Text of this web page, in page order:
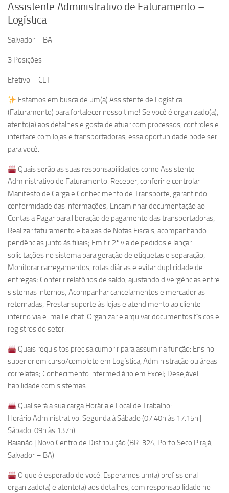
Assistente Administrativo de Faturamento –
Logística
Salvador – BA
3 Posições
Efetivo – CLT
Estamos em busca de um(a) Assistente de Logística
(Faturamento) para fortalecer nosso time! Se você é organizado(a),
atento(a) aos detalhes e gosta de atuar com processos, controles e
interface com lojas e transportadoras, essa oportunidade pode ser
para você.
Quais serão as suas responsabilidades como Assistente
Administrativo de Faturamento: Receber, conferir e controlar
Manifesto de Carga e Conhecimento de Transporte, garantindo
conformidade das informações; Encaminhar documentação ao
Contas a Pagar para liberação de pagamento das transportadoras;
Realizar faturamento e baixas de Notas Fiscais, acompanhando
pendências junto às filiais; Emitir 2ª via de pedidos e lançar
solicitações no sistema para geração de etiquetas e separação;
Monitorar carregamentos, rotas diárias e evitar duplicidade de
entregas; Conferir relatórios de saldo, ajustando divergências entre
sistemas internos; Acompanhar cancelamentos e mercadorias
retornadas; Prestar suporte às lojas e atendimento ao cliente
interno via e-mail e chat. Organizar e arquivar documentos físicos e
registros do setor.
Quais requisitos precisa cumprir para assumir a função: Ensino
superior em curso/completo em Logística, Administração ou áreas
correlatas; Conhecimento intermediário em Excel; Desejável
habilidade com sistemas.
Qual será a sua carga Horária e Local de Trabalho:
Horário Administrativo: Segunda à Sábado (07:40h às 17:15h |
Sábado: 09h às 137h)
Baianão | Novo Centro de Distribuição (BR-324, Porto Seco Pirajá,
Salvador – BA)
O que é esperado de você: Esperamos um(a) profissional
organizado(a) e atento(a) aos detalhes, com responsabilidade no